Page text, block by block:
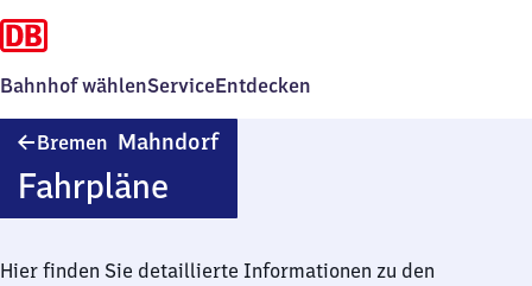
Bahnhof wählenServiceEntdecken
Bremen MahndorfBremen-
Fahrpläne
Hier finden Sie detaillierte Informationen zu den